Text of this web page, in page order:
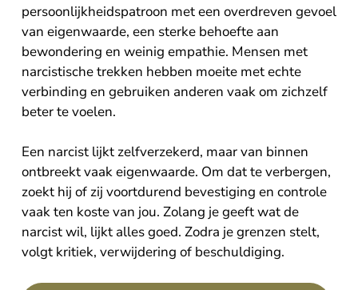
persoonlijkheidspatroon met een overdreven gevoel
van eigenwaarde, een sterke behoefte aan
bewondering en weinig empathie. Mensen met
narcistische trekken hebben moeite met echte
verbinding en gebruiken anderen vaak om zichzelf
beter te voelen.
Een narcist lijkt zelfverzekerd, maar van binnen
ontbreekt vaak eigenwaarde. Om dat te verbergen,
zoekt hij of zij voortdurend bevestiging en controle
vaak ten koste van jou. Zolang je geeft wat de
narcist wil, lijkt alles goed. Zodra je grenzen stelt,
volgt kritiek, verwijdering of beschuldiging.